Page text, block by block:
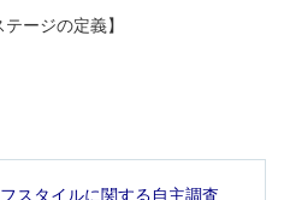
テージの定義】
スタイルに関する自主調査